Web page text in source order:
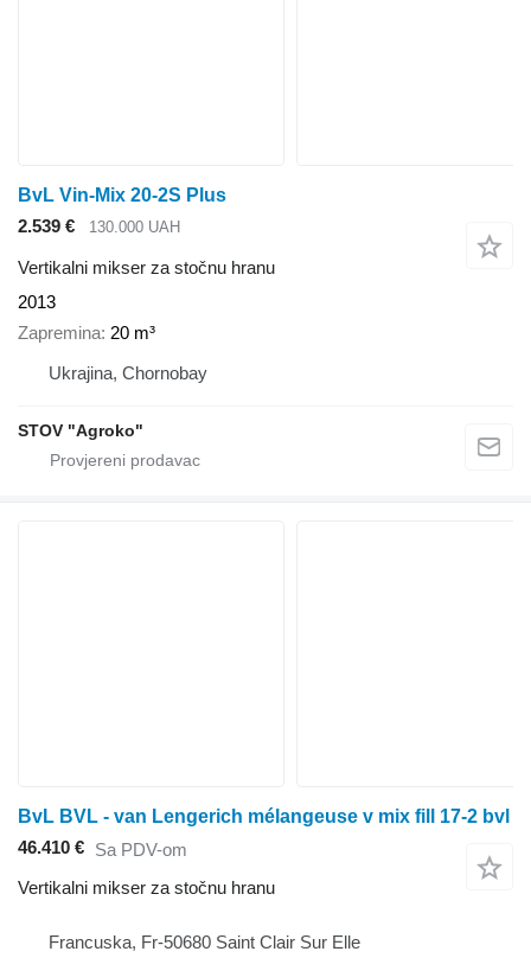
BvL Vin-Mix 20-2S Plus
2.539 €
130.000 UAH
Vertikalni mikser za stočnu hranu
2013
Zapremina 20 m³
Ukrajina, Chornobay
STOV "Agroko"
BvL BVL - van Lengerich mélangeuse v mix fill 17-2 bvl
46.410 € Sa PDV-om
Vertikalni mikser za stočnu hranu
Francuska, Fr-50680 Saint Clair Sur Elle